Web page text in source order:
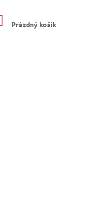
NÁKUPNÍ
KOŠÍK
Prázdný košík